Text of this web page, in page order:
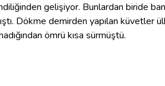
gelişiyor. Bunlardan biride
Dökme demirden yapılan küvetler
ömrü kısa sürmüştü.